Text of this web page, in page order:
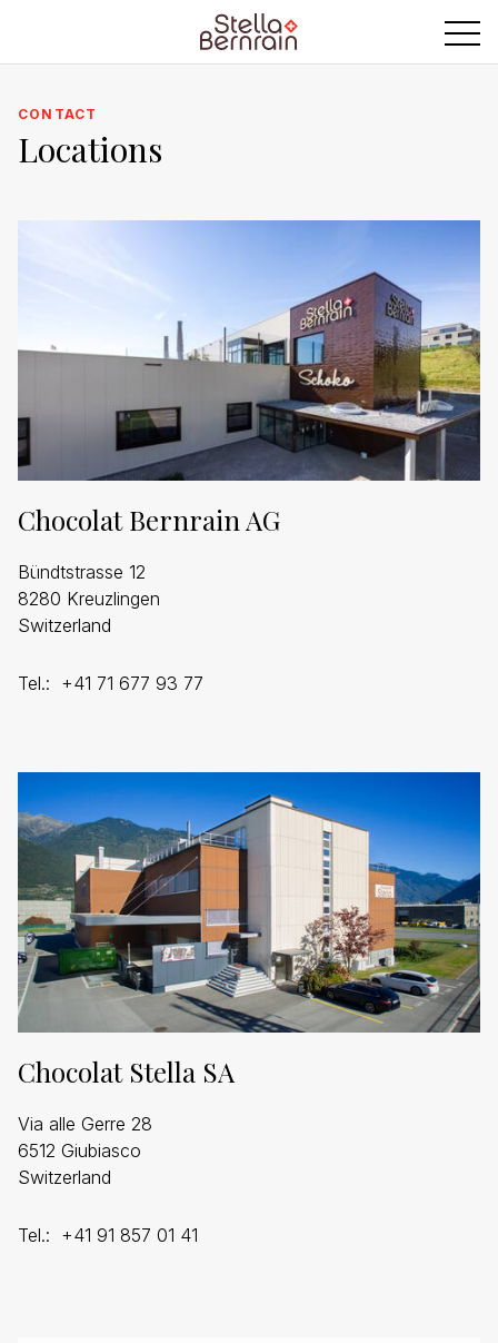
CONTACT
Locations
Chocolat Bernrain AG
Bündtstrasse 12
8280 Kreuzlingen
Switzerland
Tel.: +41 71 677 93 77
Chocolat Stella SA
Via alle Gerre 28
6512 Giubiasco
Switzerland
Tel.: +41 91 857 01 41